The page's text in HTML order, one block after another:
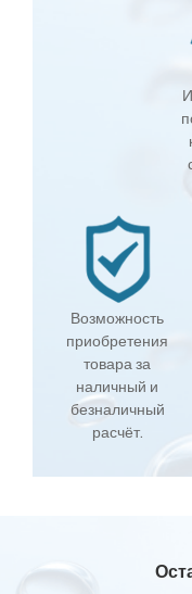
Возможность
приобретения
товара за
наличный и
безналичный
расчёт.